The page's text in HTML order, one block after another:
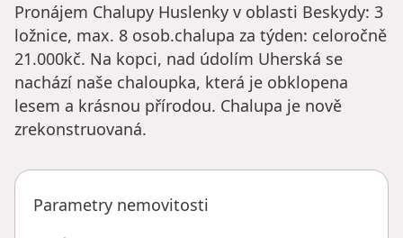
Pronájem Chalupy Huslenky v oblasti Beskydy: 3
ložnice, max. 8 osob.chalupa za týden: celoročně
21.000kč. Na kopci, nad údolím Uherská se
nachází naše chaloupka, která je obklopena
lesem a krásnou přírodou. Chalupa je nově
zrekonstruovaná.
Parametry nemovitosti